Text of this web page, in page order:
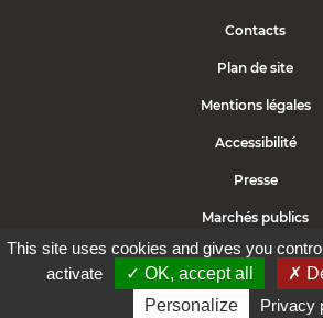
This site uses cookies and gives you
activate
✓ OK, accept all
✗
Personalize
Privacy
Contacts
Plan de site
Mentions légales
Accessibilité
Presse
Marchés publics
Politique de cookies
Protection des